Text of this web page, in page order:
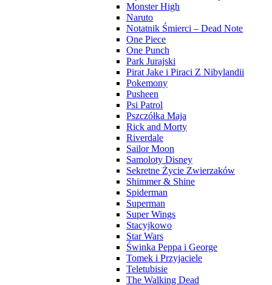
Monster High
Naruto
Notatnik Śmierci – Dead Note
One Piece
One Punch
Park Jurajski
Pirat Jake i Piraci Z Nibylandii
Pokemony
Pusheen
Psi Patrol
Pszczółka Maja
Rick and Morty
Riverdale
Sailor Moon
Samoloty Disney
Sekretne Życie Zwierzaków
Shimmer & Shine
Spiderman
Superman
Super Wings
Stacyjkowo
Star Wars
Świnka Peppa i George
Tomek i Przyjaciele
Teletubisie
The Walking Dead